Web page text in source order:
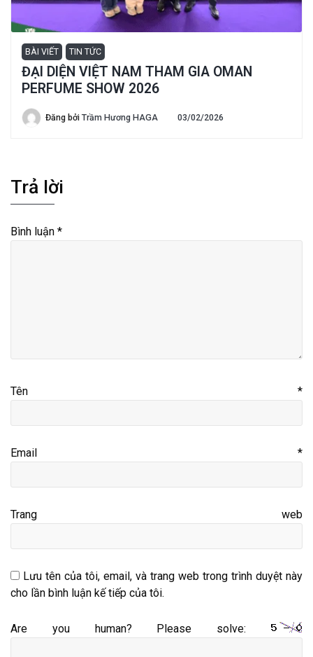
BÀI VIẾT TIN TỨC
ĐẠI DIỆN VIỆT NAM THAM GIA OMAN
PERFUME SHOW 2026
Đăng bởi Trầm Hương HAGA 03/02/2026
Trả lời
Bình luận *
Tên *
Email *
Trang web
Lưu tên của tôi, email, và trang web trong trình duyệt này
cho lần bình luận kế tiếp của tôi.
Are you human? Please solve: